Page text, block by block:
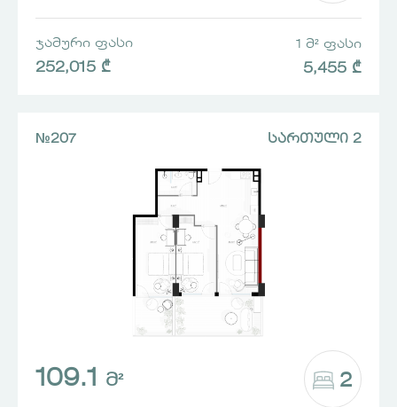
ᲯᲐᲛᲣᲠᲘ ᲤᲐᲡᲘ
252,015 ₾
1 Მ² ᲤᲐᲡᲘ
5,455 ₾
№207 ᲡᲐᲠᲗᲣᲚᲘ 2
109.1 Მ² 2